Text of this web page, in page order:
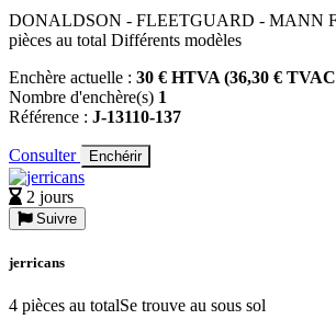
DONALDSON - FLEETGUARD - MANN
pièces au total Différents modèles
Enchère actuelle : 30 € HTVA (36,30 €
Nombre d'enchère(s) 1
Référence : J-13110-137
Consulter Enchérir
2 jours
Suivre
jerricans
4 pièces au totalSe trouve au sous sol